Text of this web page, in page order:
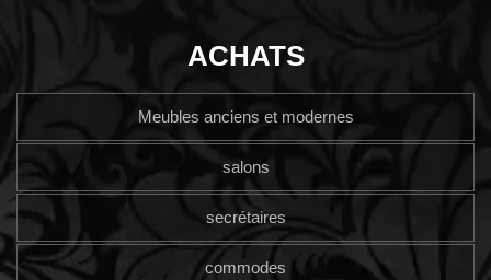
ACHATS
Meubles anciens et modernes
salons
secrétaires
commodes